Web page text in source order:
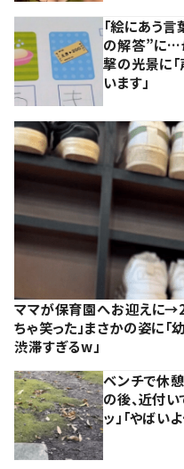
「絵にあう
の解答”に…
撃の光景に「
います」
ママが保育園へお迎えに
ちゃ笑った」まさかの姿に
渋滞すぎるw」
ベンチで休
の後、近付
ッ」「やばい